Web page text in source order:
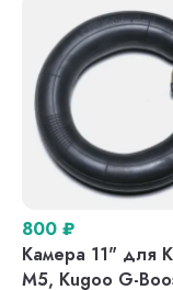
800 ₽
Камера 11" для
M5, Kugoo G-